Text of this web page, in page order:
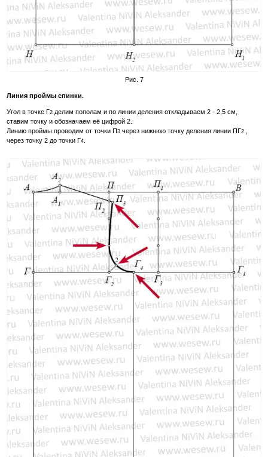
Рис. 7
Линия проймы спинки.
Угол в точке Г2 делим пополам и по линии деления откладываем 2 - 2,5 см,
ставим точку и обозначаем её цифрой 2.
Линию проймы проводим от точки П3 через нижнюю точку деления линии ПГ2
через точку 2 до точки Г4